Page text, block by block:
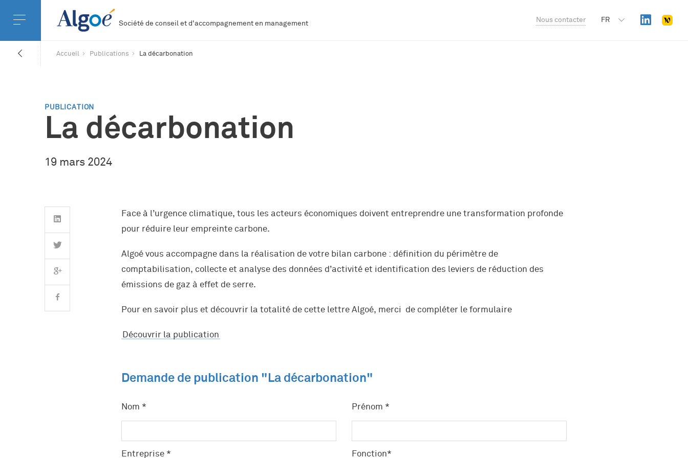
Société de conseil et d'accompagnement en management
Nous contacter FR
Accueil Publications La décarbonation
PUBLICATION
La décarbonation
19 mars 2024
Face à l’urgence climatique, tous les acteurs économiques doivent entreprendre une transformation profonde
pour réduire leur empreinte carbone.
Algoé vous accompagne dans la réalisation de votre bilan carbone : définition du périmètre de
comptabilisation, collecte et analyse des données d’activité et identification des leviers de réduction des
émissions de gaz à effet de serre.
Pour en savoir plus et découvrir la totalité de cette lettre Algoé, merci de compléter le formulaire
Découvrir la publication
Demande de publication "La décarbonation"
Nom * Prénom *
Entreprise * Fonction*